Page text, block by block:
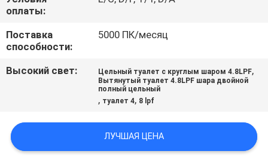
КАРТА
оплаты:
Поставка
способности:
5000 ПК/месяц
Высокий свет: Цельный туалет с круглым шаром 4.8LPF,
Вытянутый туалет 4.8LPF шара двойной
полный цельный
, туалет 4, 8 lpf
ЛУЧШАЯ ЦЕНА